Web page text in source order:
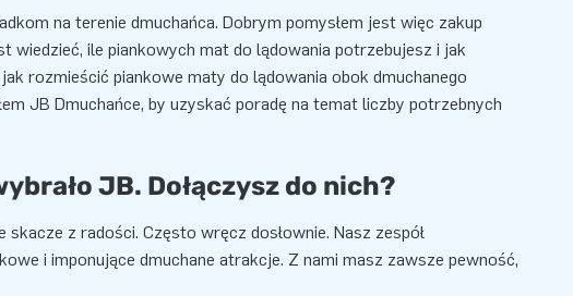
na terenie dmuchańca. Dobrym pomysłem jest więc zakup
wiedzieć, ile piankowych mat do lądowania potrzebujesz i jak
rozmieścić piankowe maty do lądowania obok dmuchanego
JB Dmuchańce, by uzyskać poradę na temat liczby potrzebnych
JB. Dołączysz do nich?
z radości. Często wręcz dosłownie. Nasz zespół
i imponujące dmuchane atrakcje. Z nami masz zawsze pewność,